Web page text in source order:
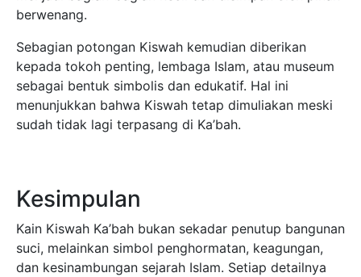
berwenang.
Sebagian potongan Kiswah kemudian diberikan
kepada tokoh penting, lembaga Islam, atau museum
sebagai bentuk simbolis dan edukatif. Hal ini
menunjukkan bahwa Kiswah tetap dimuliakan meski
sudah tidak lagi terpasang di Ka’bah.
Kesimpulan
Kain Kiswah Ka’bah bukan sekadar penutup bangunan
suci, melainkan simbol penghormatan, keagungan,
dan kesinambungan sejarah Islam. Setiap detailnya